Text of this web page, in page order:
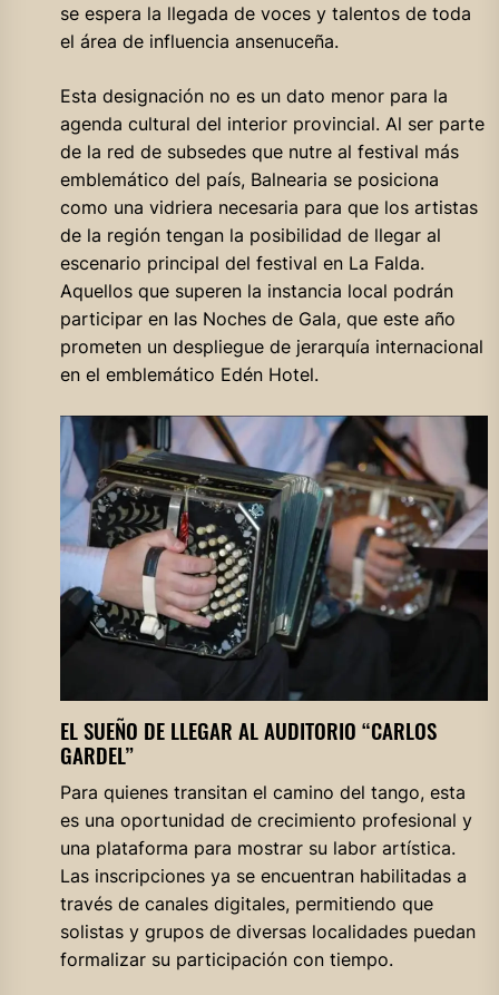
se espera la llegada de voces y talentos de toda
el área de influencia ansenuceña.
Esta designación no es un dato menor para la
agenda cultural del interior provincial. Al ser parte
de la red de subsedes que nutre al festival más
emblemático del país, Balnearia se posiciona
como una vidriera necesaria para que los artistas
de la región tengan la posibilidad de llegar al
escenario principal del festival en La Falda.
Aquellos que superen la instancia local podrán
participar en las Noches de Gala, que este año
prometen un despliegue de jerarquía internacional
en el emblemático Edén Hotel.
EL SUEÑO DE LLEGAR AL AUDITORIO “CARLOS
GARDEL”
Para quienes transitan el camino del tango, esta
es una oportunidad de crecimiento profesional y
una plataforma para mostrar su labor artística.
Las inscripciones ya se encuentran habilitadas a
través de canales digitales, permitiendo que
solistas y grupos de diversas localidades puedan
formalizar su participación con tiempo.